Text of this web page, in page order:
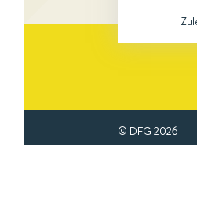
© DFG 2026